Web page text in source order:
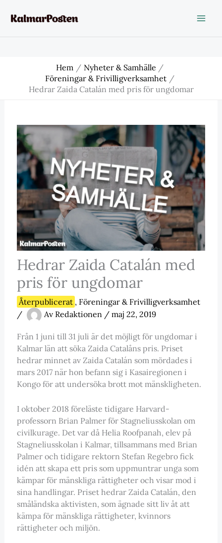
Hem
Nyheter & Samhälle
Föreningar & Frivilligverksamhet
Hedrar Zaida Catalán med pris för ungdomar
Hedrar Zaida Catalán med
pris för ungdomar
Återpublicerat , Föreningar & Frivilligverksamhet
/
Av Redaktionen / maj 22, 2019
Från 1 juni till 31 juli är det möjligt för ungdomar i
Kalmar län att söka Zaida Catalåns pris. Priset
hedrar minnet av Zaida Catalán som mördades i
mars 2017 när hon befann sig i Kasairegionen i
Kongo för att undersöka brott mot mänskligheten.
I oktober 2018 föreläste tidigare Harvard-
professorn Brian Palmer för Stagneliusskolan om
civilkurage. Det var då Helia Roofpanah, elev på
Stagneliusskolan i Kalmar, tillsammans med Brian
Palmer och tidigare rektorn Stefan Regebro fick
idén att skapa ett pris som uppmuntrar unga som
kämpar för mänskliga rättigheter och visar mod i
sina handlingar. Priset hedrar Zaida Catalán, den
småländska aktivisten, som ägnade sitt liv åt att
kämpa för mänskliga rättigheter, kvinnors
rättigheter och miljön.